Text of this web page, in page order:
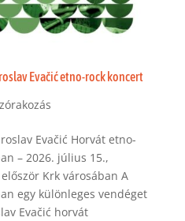
Evačić etno-rock koncert
Evačić Horvát etno-
– 2026. július 15.,
Krk városában A
egy különleges vendéget
Evačić horvát